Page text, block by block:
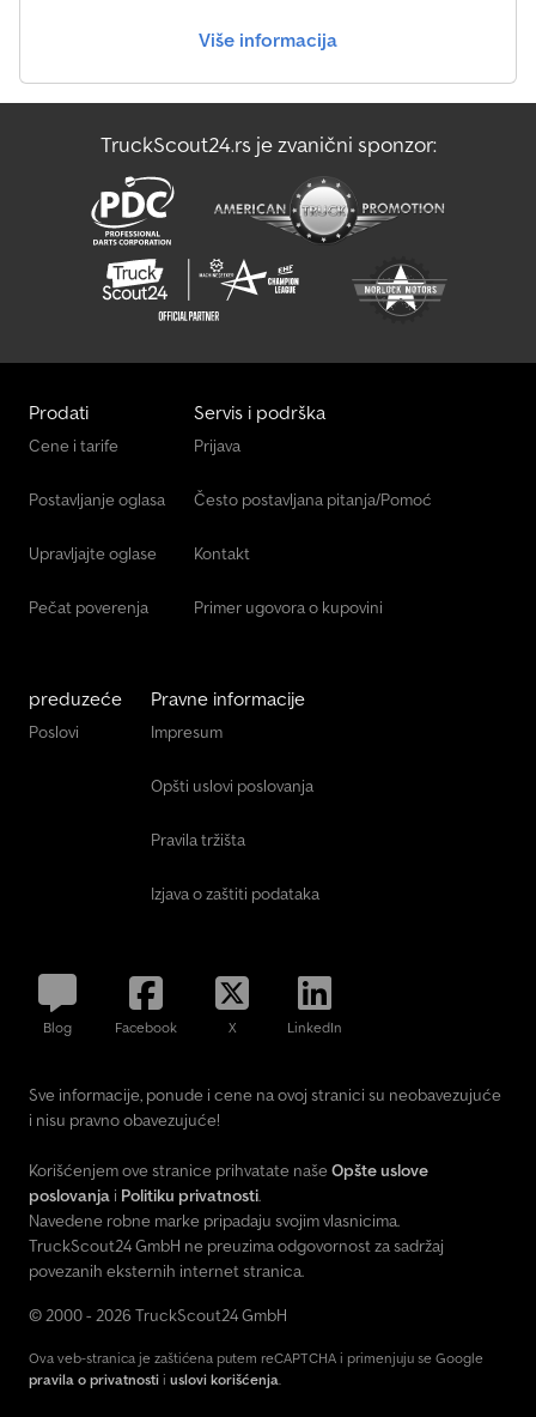
Više informacija
TruckScout24.rs je zvanični sponzor:
Prodati
Cene i tarife
Postavljanje oglasa
Upravljajte oglase
Pečat poverenja
Servis i podrška
Prijava
Često postavljana pitanja/Pomoć
Kontakt
Primer ugovora o kupovini
preduzeće
Poslovi
Pravne informacije
Impresum
Opšti uslovi poslovanja
Pravila tržišta
Izjava o zaštiti podataka
Blog Facebook X LinkedIn
Sve informacije, ponude i cene na ovoj stranici su neobavezujuće
i nisu pravno obavezujuće!
Korišćenjem ove stranice prihvatate naše Opšte uslove
poslovanja i Politiku privatnosti.
Navedene robne marke pripadaju svojim vlasnicima.
TruckScout24 GmbH ne preuzima odgovornost za sadržaj
povezanih eksternih internet stranica.
© 2000 - 2026 TruckScout24 GmbH
Ova veb-stranica je zaštićena putem reCAPTCHA i primenjuju se Google
pravila o privatnosti i uslovi korišćenja